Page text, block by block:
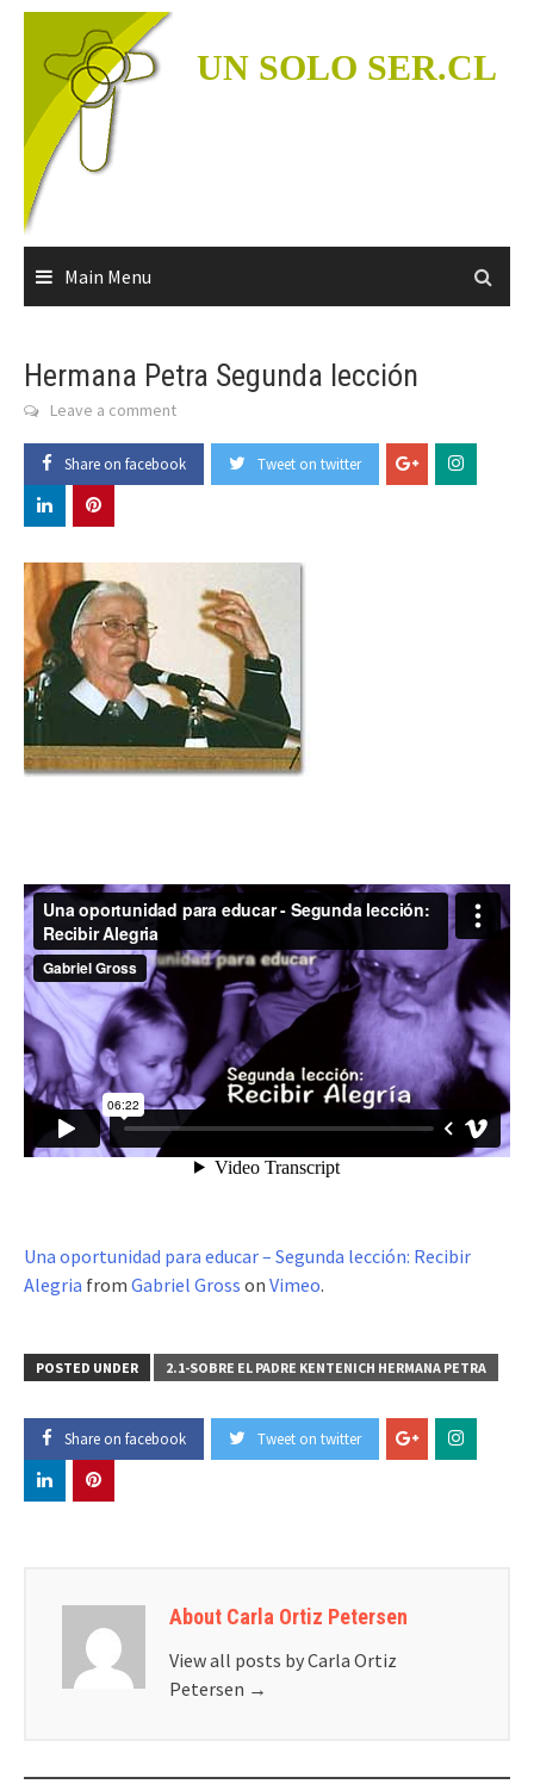
Skip
content
UN SOLO SER.CL
Main Menu
Hermana Petra Segunda lección
Leave a comment
Share on facebook Tweet on twitter
Una oportunidad para educar – Segunda lección: Recibir
Alegria from Gabriel Gross on Vimeo.
POSTED UNDER 2.1-SOBRE EL PADRE KENTENICH HERMANA PETRA
Share on facebook Tweet on twitter
About Carla Ortiz Petersen
View all posts by Carla Ortiz
Petersen →